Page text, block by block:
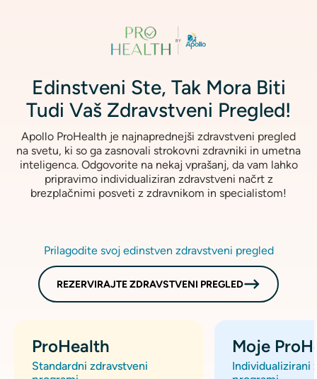
Edinstveni Ste, Tak Mora Biti
Tudi Vaš Zdravstveni Pregled!
Apollo ProHealth je najnaprednejši zdravstveni pregled
na svetu, ki so ga zasnovali strokovni zdravniki in umetna
inteligenca. Odgovorite na nekaj vprašanj, da vam lahko
pripravimo individualiziran zdravstveni načrt z
brezplačnimi posveti z zdravnikom in specialistom!
Prilagodite svoj edinstven zdravstveni pregled
REZERVIRAJTE ZDRAVSTVENI PREGLED
ProHealth
Standardni zdravstveni
Moje
Individualizirani